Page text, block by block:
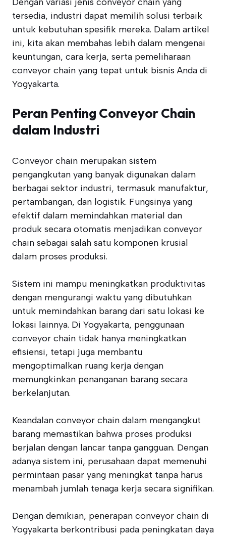
tersedia, industri dapat memilih solusi terbaik
untuk kebutuhan spesifik mereka. Dalam artikel
ini, kita akan membahas lebih dalam mengenai
keuntungan, cara kerja, serta pemeliharaan
conveyor chain yang tepat untuk bisnis Anda di
Yogyakarta.
Peran Penting Conveyor Chain
dalam Industri
Conveyor chain merupakan sistem
pengangkutan yang banyak digunakan dalam
berbagai sektor industri, termasuk manufaktur,
pertambangan, dan logistik. Fungsinya yang
efektif dalam memindahkan material dan
produk secara otomatis menjadikan conveyor
chain sebagai salah satu komponen krusial
dalam proses produksi.
Sistem ini mampu meningkatkan produktivitas
dengan mengurangi waktu yang dibutuhkan
untuk memindahkan barang dari satu lokasi ke
lokasi lainnya. Di Yogyakarta, penggunaan
conveyor chain tidak hanya meningkatkan
efisiensi, tetapi juga membantu
mengoptimalkan ruang kerja dengan
memungkinkan penanganan barang secara
berkelanjutan.
Keandalan conveyor chain dalam mengangkut
barang memastikan bahwa proses produksi
berjalan dengan lancar tanpa gangguan. Dengan
adanya sistem ini, perusahaan dapat memenuhi
permintaan pasar yang meningkat tanpa harus
menambah jumlah tenaga kerja secara signifikan.
Dengan demikian, penerapan conveyor chain di
Yogyakarta berkontribusi pada peningkatan daya